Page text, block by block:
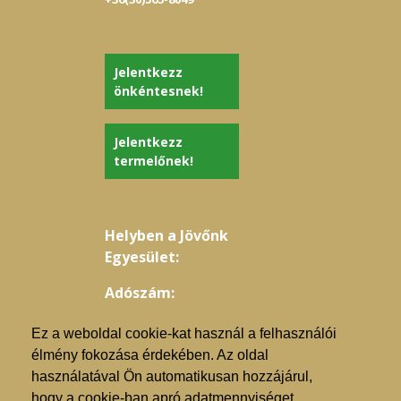
Ez a weboldal cookie-kat használ a felhasználói
élmény fokozása érdekében. Az oldal
használatával Ön automatikusan hozzájárul,
hogy a cookie-ban apró adatmennyiséget
Jelentkezz
önkéntesnek!
Jelentkezz
termelőnek!
Helyben a Jövőnk
Egyesület:
Adószám:
18801394-1-15